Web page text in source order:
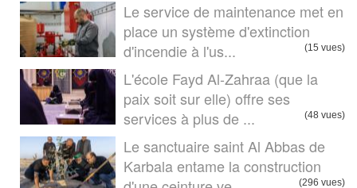
Le service de maintenance met en
place un système d'extinction
d'incendie à l'us...
(15 vues)
L'école Fayd Al-Zahraa (que la
paix soit sur elle) offre ses
services à plus de ...
(48 vues)
Le sanctuaire saint Al Abbas de
Karbala entame la construction
(296 vues)